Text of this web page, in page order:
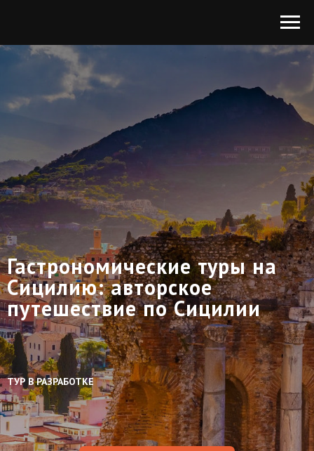
Гастрономические туры на
Сицилию: авторское
путешествие по Сицилии
ТУР В РАЗРАБОТКЕ